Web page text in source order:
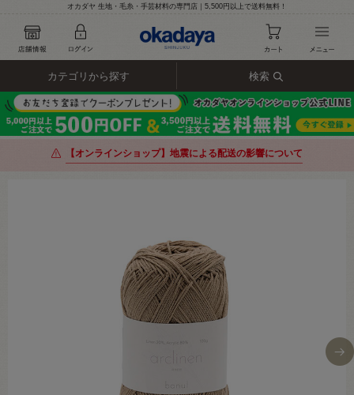
オカダヤ 生地・毛糸・手芸材料の専門店｜5,500円以上で送料無料！
カテゴリから探す 検索
【オンラインショップ】地震による配送の影響について